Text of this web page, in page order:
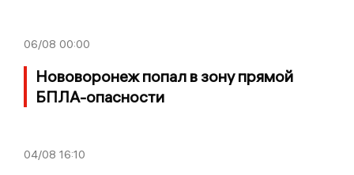
06/08 00:00
Нововоронеж попал в зону прямой
БПЛА-опасности
04/08 16:10